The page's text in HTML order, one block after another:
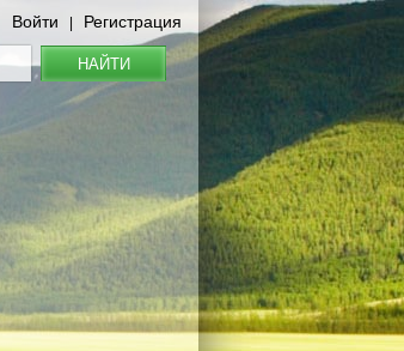
Войти Регистрация
НАЙТИ